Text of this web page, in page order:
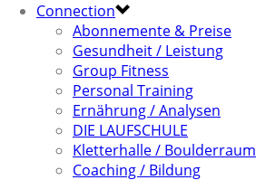
Connection
Abonnemente & Preise
Gesundheit / Leistung
Group Fitness
Personal Training
Ernährung / Analysen
DIE LAUFSCHULE
Kletterhalle / Boulderraum
Coaching / Bildung